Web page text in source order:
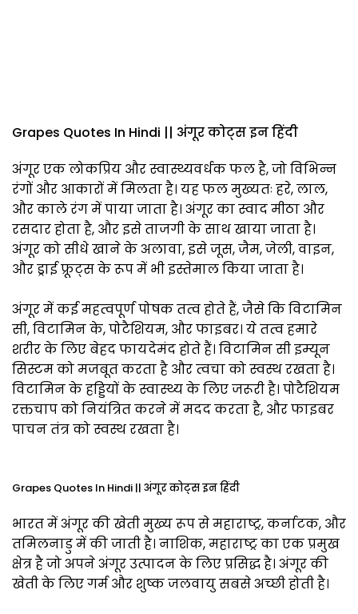
Grapes Quotes In Hindi || अंगूर कोट्स इन हिंदी
अंगूर एक लोकप्रिय और स्वास्थ्यवर्धक फल है, जो विभिन्न
रंगों और आकारों में मिलता है। यह फल मुख्यतः हरे, लाल,
और काले रंग में पाया जाता है। अंगूर का स्वाद मीठा और
रसदार होता है, और इसे ताजगी के साथ खाया जाता है।
अंगूर को सीधे खाने के अलावा, इसे जूस, जैम, जेली, वाइन,
और ड्राई फ्रूट्स के रूप में भी इस्तेमाल किया जाता है।
अंगूर में कई महत्वपूर्ण पोषक तत्व होते हैं, जैसे कि विटामिन
सी, विटामिन के, पोटैशियम, और फाइबर। ये तत्व हमारे
शरीर के लिए बेहद फायदेमंद होते हैं। विटामिन सी इम्यून
सिस्टम को मजबूत करता है और त्वचा को स्वस्थ रखता है।
विटामिन के हड्डियों के स्वास्थ्य के लिए जरूरी है। पोटैशियम
रक्तचाप को नियंत्रित करने में मदद करता है, और फाइबर
पाचन तंत्र को स्वस्थ रखता है।
Grapes Quotes In Hindi || अंगूर कोट्स इन हिंदी
भारत में अंगूर की खेती मुख्य रूप से महाराष्ट्र, कर्नाटक, और
तमिलनाडु में की जाती है। नाशिक, महाराष्ट्र का एक प्रमुख
क्षेत्र है जो अपने अंगूर उत्पादन के लिए प्रसिद्ध है। अंगूर की
खेती के लिए गर्म और शुष्क जलवायु सबसे अच्छी होती है।